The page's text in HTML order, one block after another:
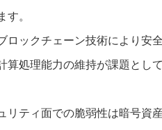
す。
ロックチェーン技術により安
算処理能力の維持が課題と
リティ面での脆弱性は暗号資